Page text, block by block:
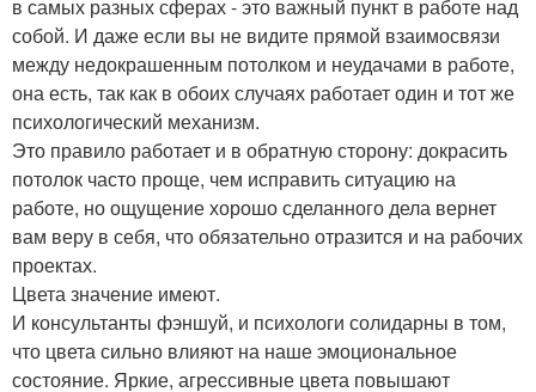
в самых разных сферах - это важный пункт в работе над
собой. И даже если вы не видите прямой взаимосвязи
между недокрашенным потолком и неудачами в работе,
она есть, так как в обоих случаях работает один и тот же
психологический механизм.
Это правило работает и в обратную сторону: докрасить
потолок часто проще, чем исправить ситуацию на
работе, но ощущение хорошо сделанного дела вернет
вам веру в себя, что обязательно отразится и на рабочих
проектах.
Цвета значение имеют.
И консультанты фэншуй, и психологи солидарны в том,
что цвета сильно влияют на наше эмоциональное
состояние. Яркие, агрессивные цвета повышают